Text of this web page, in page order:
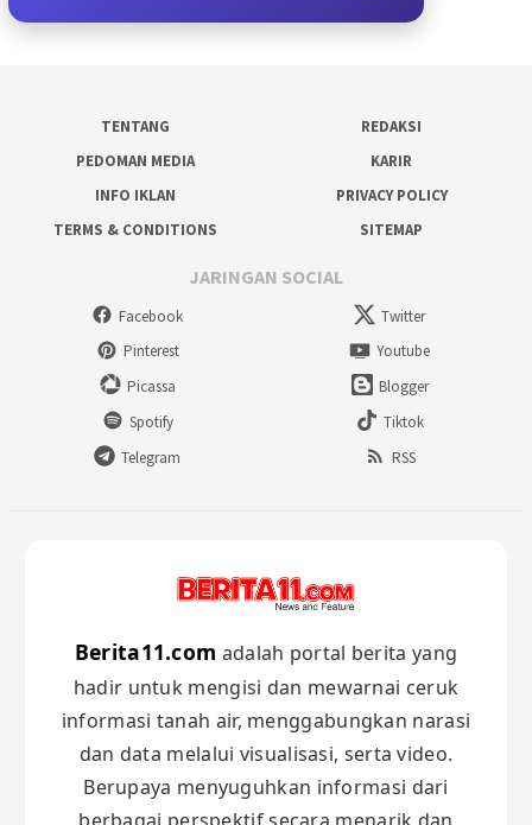
TENTANG
REDAKSI
PEDOMAN MEDIA
KARIR
INFO IKLAN
PRIVACY POLICY
TERMS & CONDITIONS
SITEMAP
JARINGAN SOCIAL
Facebook
Twitter
Pinterest
Youtube
Picassa
Blogger
Spotify
Tiktok
Telegram
RSS
Berita11.com adalah portal berita yang
hadir untuk mengisi dan mewarnai ceruk
informasi tanah air, menggabungkan narasi
dan data melalui visualisasi, serta video.
Berupaya menyuguhkan informasi dari